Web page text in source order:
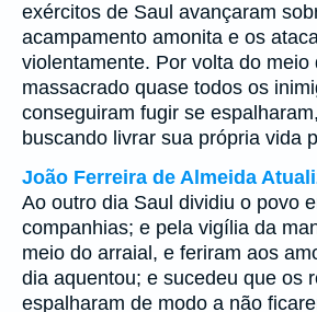
exércitos de Saul avançaram
acampamento amonita e os
violentamente. Por volta do meio
massacrado quase todos os
conseguiram fugir se
buscando livrar sua própria vida
João Ferreira de Almeida
Ao outro dia Saul dividiu o povo
companhias; e pela vigília da
meio do arraial, e feriram aos
dia aquentou; e sucedeu que os
espalharam de modo a não